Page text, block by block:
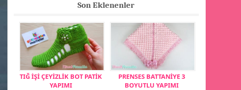
Son Eklenenler
TIĞ İŞİ ÇEYİZLİK BOT PATİK
YAPIMI
PRENSES BATTANİYE 3
BOYUTLU YAPIMI